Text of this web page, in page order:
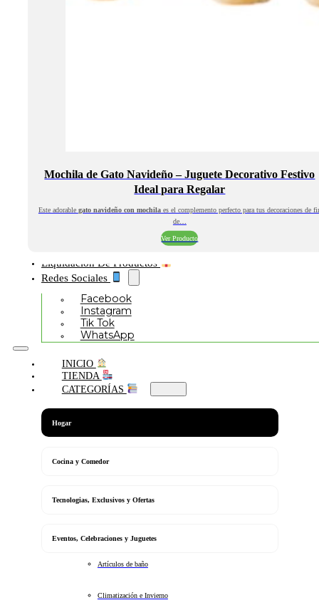
Mochila de Gato Navideño – Juguete Decorativo Festivo
Ideal para Regalar
Este adorable gato navideño con mochilaes el complemento perfecto para tus decoraciones de
de…
Ver Producto
Liquidación De Productos
Redes Sociales
Facebook
Instagram
Tik Tok
WhatsApp
INICIO
TIENDA
CATEGORÍAS
Hogar
Cocina y Comedor
Tecnologias, Exclusivos y Ofertas
Eventos, Celebraciones y Juguetes
Artículos de baño
Climatización e Invierno